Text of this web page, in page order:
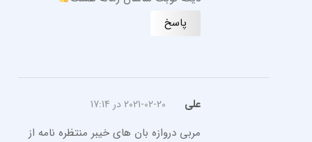
پاسخ
علی 2021-02-20 در 17:14
مربی دروازه بان های خیبر منتظره نامه از